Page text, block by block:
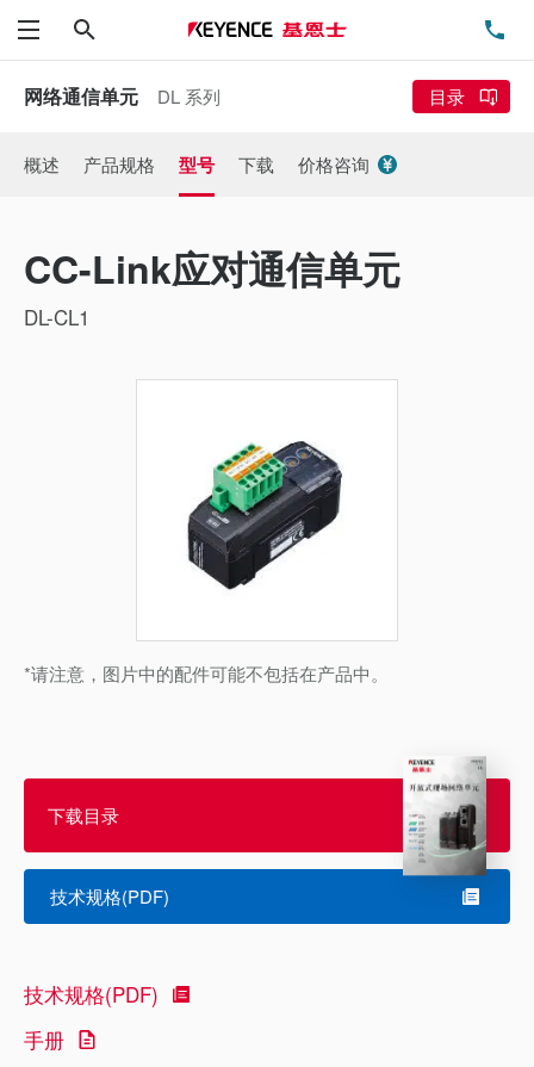
菜单
网络通信单元 DL 系列 目录
概述 产品规格 型号 下载 价格咨询
CC-Link应对通信单元
DL-CL1
*请注意，图片中的配件可能不包括在产品中。
下载目录
技术规格(PDF)
技术规格(PDF)
手册